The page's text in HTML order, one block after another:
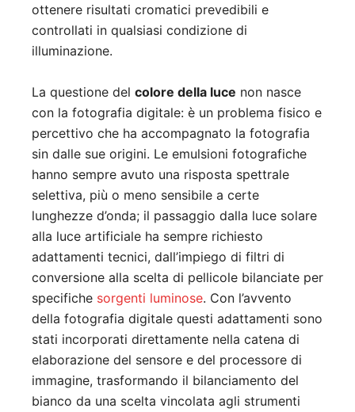
ottenere risultati cromatici prevedibili e
controllati in qualsiasi condizione di
illuminazione.
La questione del colore della luce non nasce
con la fotografia digitale: è un problema fisico e
percettivo che ha accompagnato la fotografia
sin dalle sue origini. Le emulsioni fotografiche
hanno sempre avuto una risposta spettrale
selettiva, più o meno sensibile a certe
lunghezze d’onda; il passaggio dalla luce solare
alla luce artificiale ha sempre richiesto
adattamenti tecnici, dall’impiego di filtri di
conversione alla scelta di pellicole bilanciate per
specifiche sorgenti luminose. Con l’avvento
della fotografia digitale questi adattamenti sono
stati incorporati direttamente nella catena di
elaborazione del sensore e del processore di
immagine, trasformando il bilanciamento del
bianco da una scelta vincolata agli strumenti